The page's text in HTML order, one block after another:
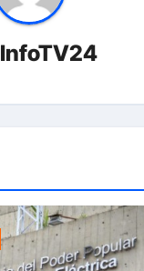
InfoTV24